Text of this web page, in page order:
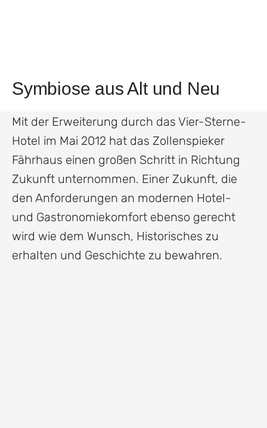
Symbiose aus Alt und Neu
Mit der Erweiterung durch das Vier-Sterne-
Hotel im Mai 2012 hat das Zollenspieker
Fährhaus einen großen Schritt in Richtung
Zukunft unternommen. Einer Zukunft, die
den Anforderungen an modernen Hotel-
und Gastronomiekomfort ebenso gerecht
wird wie dem Wunsch, Historisches zu
erhalten und Geschichte zu bewahren.